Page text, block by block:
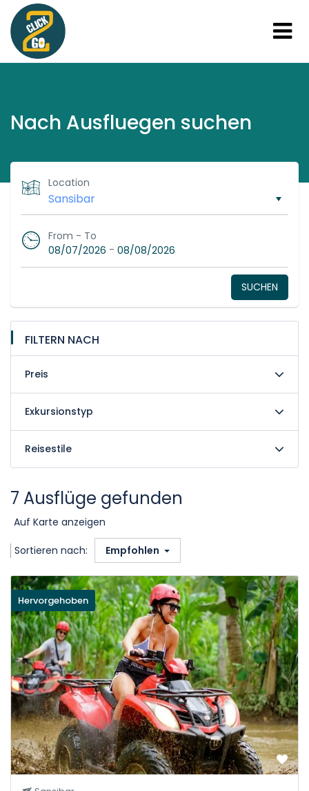
Nach Ausfluegen suchen
Location
From - To
08/07/2026 - 08/08/2026
SUCHEN
FILTERN NACH
Preis
Exkursionstyp
Reisestile
7 Ausflüge gefunden
Auf Karte anzeigen
Sortieren nach: Empfohlen
Hervorgehoben